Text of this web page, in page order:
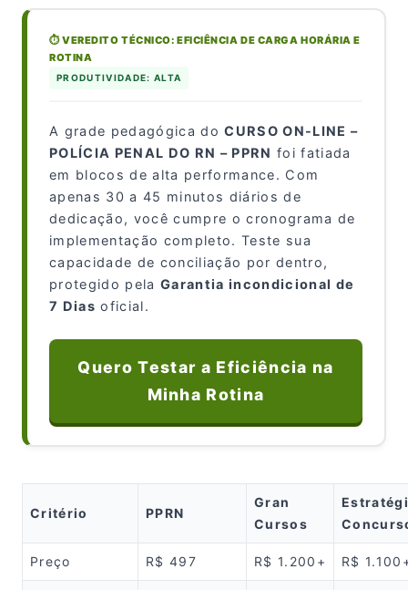
⏱️ VEREDITO TÉCNICO: EFICIÊNCIA DE CARGA HORÁRIA E
ROTINA
PRODUTIVIDADE: ALTA
A grade pedagógica doCURSO ON-LINE –
POLÍCIA PENAL DO RN – PPRN foi fatiada
em blocos de alta performance. Com
apenas 30 a 45 minutos diários de
dedicação, você cumpre o cronograma de
implementação completo. Teste sua
capacidade de conciliação por dentro,
protegido pela Garantia incondicional de
7 Dias oficial.
Quero Testar a Eficiência na
Minha Rotina
Critério PPRN
Gran
Cursos
Preço R$ 497 R$ 1.200+ R$